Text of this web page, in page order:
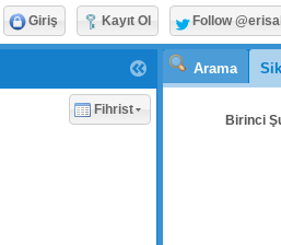
Arama
Birinci
Fihrist
Giriş Kayıt Ol Follow